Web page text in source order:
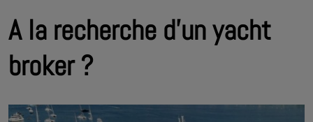
A la recherche d'un yacht
broker ?